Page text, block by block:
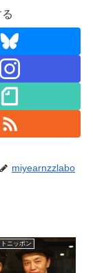
miyearnzzlabo
ニッポン